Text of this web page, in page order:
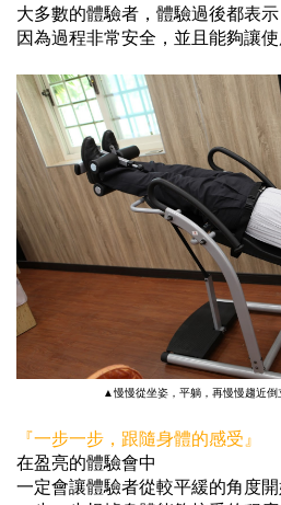
大多數的體驗者，體驗過後都表示
因為過程非常安全，並且能夠讓使
▲慢慢從坐姿，平躺，再慢慢趨近倒
『一步一步，跟隨身體的感受』
在盈亮的體驗會中
一定會讓體驗者從較平緩的角度